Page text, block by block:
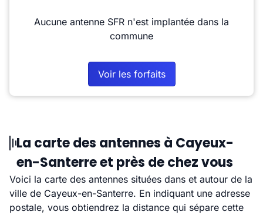
Aucune antenne SFR n'est implantée dans la
commune
Voir les forfaits
La carte des antennes à Cayeux-
en-Santerre et près de chez vous
Voici la carte des antennes situées dans et autour de la
ville de Cayeux-en-Santerre. En indiquant une adresse
postale, vous obtiendrez la distance qui sépare cette